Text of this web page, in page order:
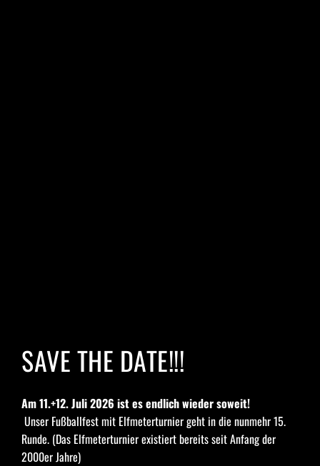
SAVE THE DATE!!!
Am 11.+12. Juli 2026 ist es endlich wieder soweit!
Unser Fußballfest mit Elfmeterturnier geht in die nunmehr 15.
Runde. (Das Elfmeterturnier existiert bereits seit Anfang der
2000er Jahre)